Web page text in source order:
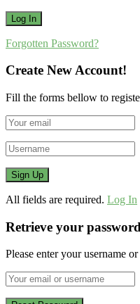
Forgotten Password?
Create New Account!
Fill the forms bellow to
All fields are required. Log In
Retrieve your password
Please enter your username